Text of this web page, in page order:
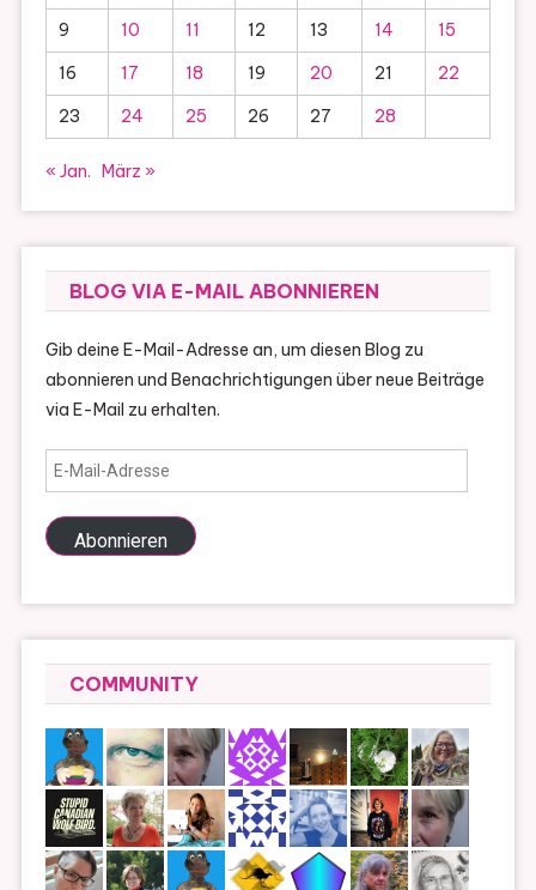
9
10 11 12 13 14
15
16
17 18 19 20 21
22
23
24 25 26 27 28
« Jan. März »
BLOG VIA E-MAIL ABONNIEREN
Gib deine E-Mail-Adresse an, um diesen Blog zu
abonnieren und Benachrichtigungen über neue Beiträge
via E-Mail zu erhalten.
E-
Mail-
Adresse
Abonnieren
COMMUNITY